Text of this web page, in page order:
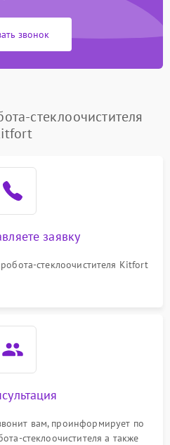
звонок
стеклоочистителя
заявку
стеклоочистителя Kitfort
вам, проинформирует по
стеклоочистителя а также